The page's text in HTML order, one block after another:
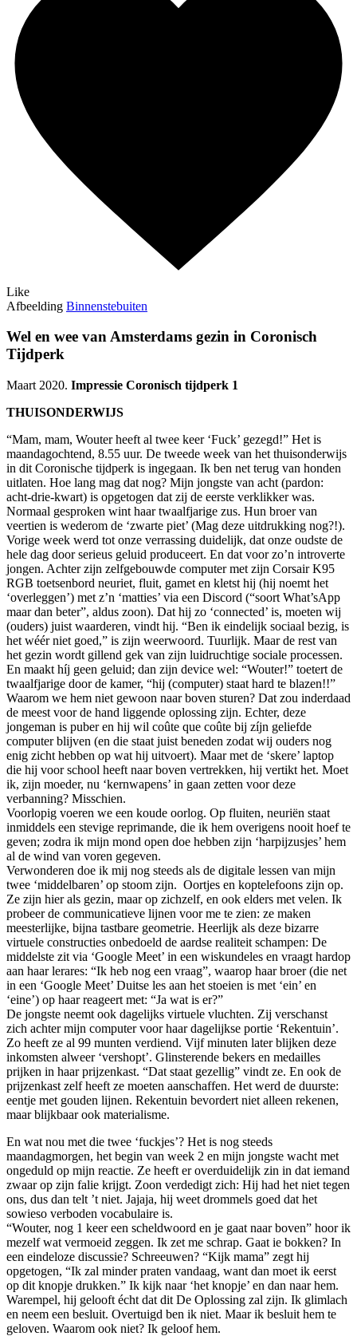
Like
Afbeelding Binnenstebuiten
Wel en wee van Amsterdams gezin in Coronisch
Tijdperk
Maart 2020. Impressie Coronisch tijdperk 1
THUISONDERWIJS
“Mam, mam, Wouter heeft al twee keer ‘Fuck’ gezegd!” Het is
maandagochtend, 8.55 uur. De tweede week van het thuisonderwijs
in dit Coronische tijdperk is ingegaan. Ik ben net terug van honden
uitlaten. Hoe lang mag dat nog? Mijn jongste van acht (pardon:
acht-drie-kwart) is opgetogen dat zij de eerste verklikker was.
Normaal gesproken wint haar twaalfjarige zus. Hun broer van
veertien is wederom de ‘zwarte piet’ (Mag deze uitdrukking nog?!).
Vorige week werd tot onze verrassing duidelijk, dat onze oudste de
hele dag door serieus geluid produceert. En dat voor zo’n introverte
jongen. Achter zijn zelfgebouwde computer met zijn Corsair K95
RGB toetsenbord neuriet, fluit, gamet en kletst hij (hij noemt het
‘overleggen’) met z’n ‘matties’ via een Discord (“soort What’sApp
maar dan beter”, aldus zoon). Dat hij zo ‘connected’ is, moeten wij
(ouders) juist waarderen, vindt hij. “Ben ik eindelijk sociaal bezig, is
het wéér niet goed,” is zijn weerwoord. Tuurlijk. Maar de rest van
het gezin wordt gillend gek van zijn luidruchtige sociale processen.
En maakt híj geen geluid; dan zijn device wel: “Wouter!” toetert de
twaalfjarige door de kamer, “hij (computer) staat hard te blazen!!”
Waarom we hem niet gewoon naar boven sturen? Dat zou inderdaad
de meest voor de hand liggende oplossing zijn. Echter, deze
jongeman is puber en hij wil coûte que coûte bij zíjn geliefde
computer blijven (en die staat juist beneden zodat wij ouders nog
enig zicht hebben op wat hij uitvoert). Maar met de ‘skere’ laptop
die hij voor school heeft naar boven vertrekken, hij vertikt het. Moet
ik, zijn moeder, nu ‘kernwapens’ in gaan zetten voor deze
verbanning? Misschien.
Voorlopig voeren we een koude oorlog. Op fluiten, neuriën staat
inmiddels een stevige reprimande, die ik hem overigens nooit hoef te
geven; zodra ik mijn mond open doe hebben zijn ‘harpijzusjes’ hem
al de wind van voren gegeven.
Verwonderen doe ik mij nog steeds als de digitale lessen van mijn
twee ‘middelbaren’ op stoom zijn. Oortjes en koptelefoons zijn op.
Ze zijn hier als gezin, maar op zichzelf, en ook elders met velen. Ik
probeer de communicatieve lijnen voor me te zien: ze maken
meesterlijke, bijna tastbare geometrie. Heerlijk als deze bizarre
virtuele constructies onbedoeld de aardse realiteit schampen: De
middelste zit via ‘Google Meet’ in een wiskundeles en vraagt hardop
aan haar lerares: “Ik heb nog een vraag”, waarop haar broer (die net
in een ‘Google Meet’ Duitse les aan het stoeien is met ‘ein’ en
‘eine’) op haar reageert met: “Ja wat is er?”
De jongste neemt ook dagelijks virtuele vluchten. Zij verschanst
zich achter mijn computer voor haar dagelijkse portie ‘Rekentuin’.
Zo heeft ze al 99 munten verdiend. Vijf minuten later blijken deze
inkomsten alweer ‘vershopt’. Glinsterende bekers en medailles
prijken in haar prijzenkast. “Dat staat gezellig” vindt ze. En ook de
prijzenkast zelf heeft ze moeten aanschaffen. Het werd de duurste:
eentje met gouden lijnen. Rekentuin bevordert niet alleen rekenen,
maar blijkbaar ook materialisme.
En wat nou met die twee ‘fuckjes’? Het is nog steeds
maandagmorgen, het begin van week 2 en mijn jongste wacht met
ongeduld op mijn reactie. Ze heeft er overduidelijk zin in dat iemand
zwaar op zijn falie krijgt. Zoon verdedigt zich: Hij had het niet tegen
ons, dus dan telt ’t niet. Jajaja, hij weet drommels goed dat het
sowieso verboden vocabulaire is.
“Wouter, nog 1 keer een scheldwoord en je gaat naar boven” hoor ik
mezelf wat vermoeid zeggen. Ik zet me schrap. Gaat ie bokken? In
een eindeloze discussie? Schreeuwen? “Kijk mama” zegt hij
opgetogen, “Ik zal minder praten vandaag, want dan moet ik eerst
op dit knopje drukken.” Ik kijk naar ‘het knopje’ en dan naar hem.
Warempel, hij gelooft écht dat dit De Oplossing zal zijn. Ik glimlach
en neem een besluit. Overtuigd ben ik niet. Maar ik besluit hem te
geloven. Waarom ook niet? Ik geloof hem.